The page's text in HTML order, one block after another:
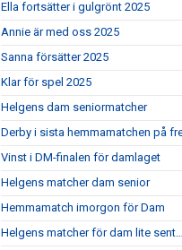
Ella fortsätter i gulgrönt 2025
Annie är med oss 2025
Sanna försätter 2025
Klar för spel 2025
Helgens dam seniormatcher
Derby i sista hemmamatchen på
Vinst i DM-finalen för damlaget
Helgens matcher dam senior
Hemmamatch imorgon för Dam
Helgens matcher för dam lite sent…